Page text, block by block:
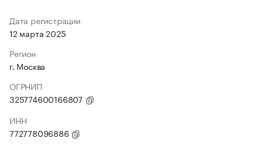
Дата регистрации
12 марта 2025
Регион
г. Москва
ОГРНИП
325774600166807
ИНН
772778096886